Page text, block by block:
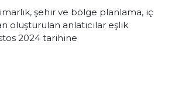
şehir ve bölge planlama, iç
oluşturulan anlatıcılar eşlik
2024 tarihine